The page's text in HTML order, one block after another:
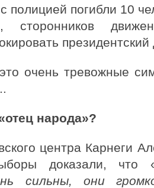
полицией погибли 10
сторонников
президентский
очень тревожные
народа»?
центра Карнеги
доказали, что
сильны, они